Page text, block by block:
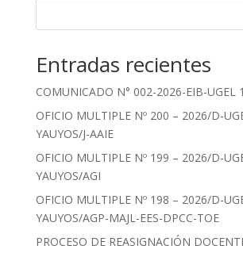
Entradas recientes
COMUNICADO N° 002-2026-EIB-UGEL
OFICIO MULTIPLE Nº 200 – 2026/D-
YAUYOS/J-AAIE
OFICIO MULTIPLE Nº 199 – 2026/D-
YAUYOS/AGI
OFICIO MULTIPLE Nº 198 – 2026/D-
YAUYOS/AGP-MAJL-EES-DPCC-TOE
PROCESO DE REASIGNACIÓN